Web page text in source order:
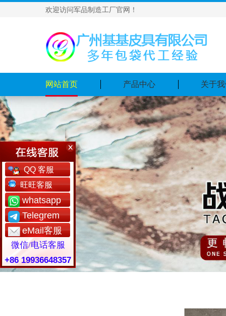
欢迎访问军品制造工厂官网！
网站首页 产品中心 关于
QQ 客服
旺旺客服
whatsapp
Telegrem
eMail客服
微信/电话客服
+86 19936648357